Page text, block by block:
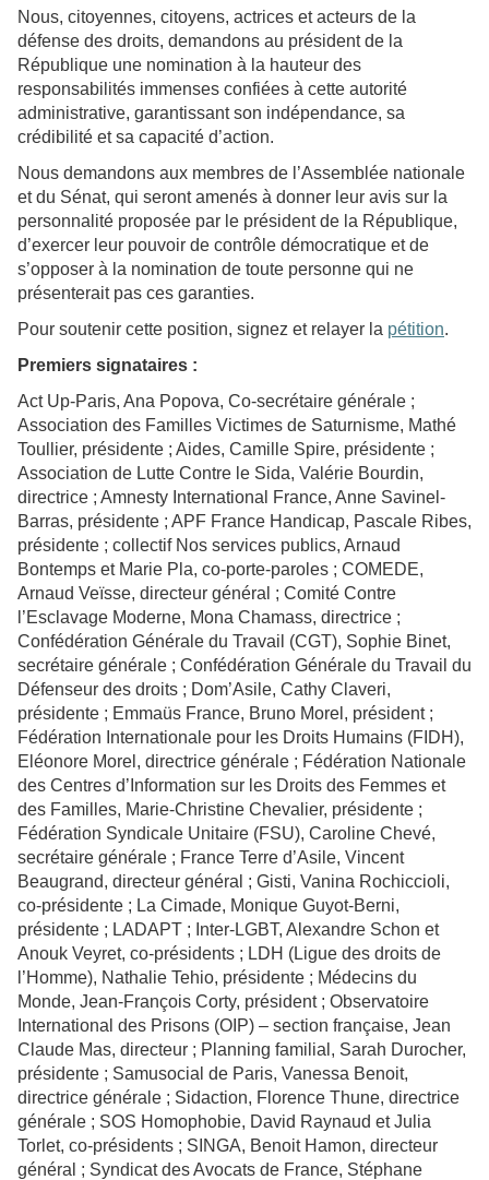
Nous, citoyennes, citoyens, actrices et acteurs de la
défense des droits, demandons au président de la
République une nomination à la hauteur des
responsabilités immenses confiées à cette autorité
administrative, garantissant son indépendance, sa
crédibilité et sa capacité d’action.
Nous demandons aux membres de l’Assemblée nationale
et du Sénat, qui seront amenés à donner leur avis sur la
personnalité proposée par le président de la République,
d’exercer leur pouvoir de contrôle démocratique et de
s’opposer à la nomination de toute personne qui ne
présenterait pas ces garanties.
Pour soutenir cette position, signez et relayer la pétition.
Premiers signataires :
Act Up-Paris, Ana Popova, Co-secrétaire générale ;
Association des Familles Victimes de Saturnisme, Mathé
Toullier, présidente ; Aides, Camille Spire, présidente ;
Association de Lutte Contre le Sida, Valérie Bourdin,
directrice ; Amnesty International France, Anne Savinel-
Barras, présidente ; APF France Handicap, Pascale Ribes,
présidente ; collectif Nos services publics, Arnaud
Bontemps et Marie Pla, co-porte-paroles ; COMEDE,
Arnaud Veïsse, directeur général ; Comité Contre
l’Esclavage Moderne, Mona Chamass, directrice ;
Confédération Générale du Travail (CGT), Sophie Binet,
secrétaire générale ; Confédération Générale du Travail du
Défenseur des droits ; Dom’Asile, Cathy Claveri,
présidente ; Emmaüs France, Bruno Morel, président ;
Fédération Internationale pour les Droits Humains (FIDH),
Eléonore Morel, directrice générale ; Fédération Nationale
des Centres d’Information sur les Droits des Femmes et
des Familles, Marie-Christine Chevalier, présidente ;
Fédération Syndicale Unitaire (FSU), Caroline Chevé,
secrétaire générale ; France Terre d’Asile, Vincent
Beaugrand, directeur général ; Gisti, Vanina Rochiccioli,
co-présidente ; La Cimade, Monique Guyot-Berni,
présidente ; LADAPT ; Inter-LGBT, Alexandre Schon et
Anouk Veyret, co-présidents ; LDH (Ligue des droits de
l’Homme), Nathalie Tehio, présidente ; Médecins du
Monde, Jean-François Corty, président ; Observatoire
International des Prisons (OIP) – section française, Jean
Claude Mas, directeur ; Planning familial, Sarah Durocher,
présidente ; Samusocial de Paris, Vanessa Benoit,
directrice générale ; Sidaction, Florence Thune, directrice
générale ; SOS Homophobie, David Raynaud et Julia
Torlet, co-présidents ; SINGA, Benoit Hamon, directeur
général ; Syndicat des Avocats de France, Stéphane